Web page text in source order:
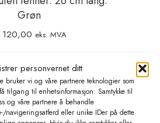
personvernet ditt
bruker vi og våre partnere teknologier som
tilgang til enhetsinformasjon. Samtykke til
og våre partnere å behandle
navigeringsatferd eller unike IDer på dette
Grøn
eks. MVA
i handlekurv